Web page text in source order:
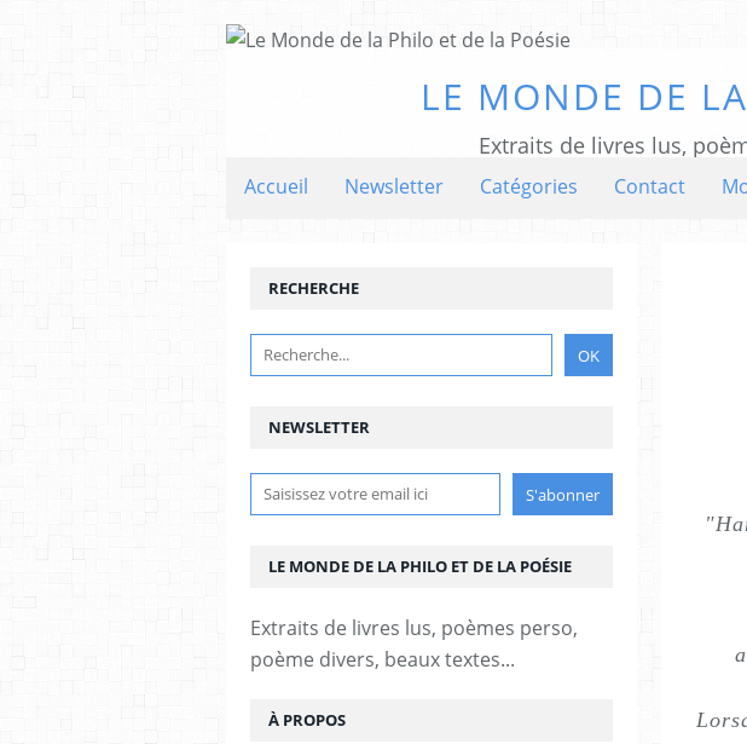
LE MONDE DE
Extraits de livres lus,
Accueil Newsletter Catégories Contact
NEWSLETTER
RECHERCHE
LE MONDE DE LA PHILO ET DE LA POÉSIE
Extraits de livres lus, poèmes perso,
poème divers, beaux textes...
À PROPOS